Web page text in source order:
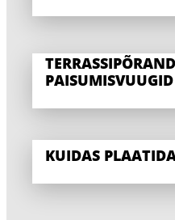
PAISUMISVUUGID
KUIDAS